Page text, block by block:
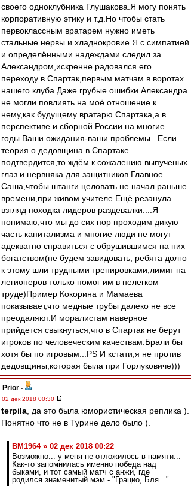
своего одноклубника Глушакова.Я могу понять
корпоративную этику и т.д.Но чтобы стать
первоклассным вратарем нужно иметь
стальные нервы и хладнокровие.Я с симпатией
и определёнными надеждами следил за
Александром,искренне радовался его
переходу в Спартак,первым матчам в воротах
нашего клуба.Даже грубые ошибки Александра
не могли повлиять на моё отношение к
нему,как будущему вратарю Спартака,а в
перспективе и сборной России на многие
годы.Ваши ожидания-ваши проблемы...Если
теория о дедовщина в Спартаке
подтвердится,то ждём к сожалению выпученых
глаз и нервняка для защитников.Главное
Саша,чтобы штанги целовать не начал раньше
времени,при живом учителе.Ещё резанула
взгляд походка лидеров раздевалки....Я
понимаю,что мы до сих пор проходим дикую
часть капитализма и многие люди не могут
адекватно справиться с обрушившимся на них
богатством(не будем завидовать, ребята долго
к этому шли трудными тренировками,лимит на
легионеров только помог им в нелегком
труде)Пример Кокорина и Мамаева
показывает,что медные трубы далеко не все
преодаляют.И моралистам наверное
прийдется свыкнуться,что в Спартак не берут
игроков по человеческим качествам.Брали бы
хотя бы по игровым...PS И кстати,я не против
дедовщины,которая была при Горлуковиче)))
Prior -
02 дек 2018 00:30
terpila , да это была юмористическая реплика ).
Понятно что не в Турине дело было ).
BM1964 » 02 дек 2018 00:22
Возможно... у меня не отложилось в памяти...
Как-то запомнилась именно победа над
быками, и тот самый матч с анжи, где
родился знаменитый мэм - "Грацио, Бля..."